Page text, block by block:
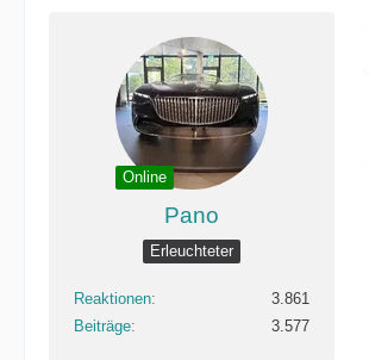
Online
Pano
Erleuchteter
Reaktionen
3.861
Beiträge
3.577